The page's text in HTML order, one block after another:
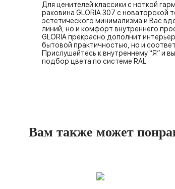
Для ценителей классики с ноткой
раковина GLORIA 307 с новаторской
эстетического минимализма и Вас
линий, но и комфорт внутреннего
GLORIA прекрасно дополнит
бытовой практичностью, но и
Прислушайтесь к внутреннему “Я” и
подбор цвета по системе RAL.
Вам также может